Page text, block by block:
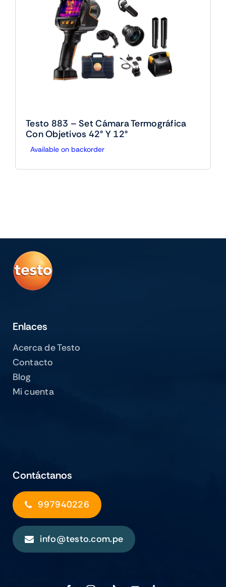
Testo 883 – Set Cámara Termográfica
Con Objetivos 42° Y 12°
Available on backorder
Enlaces
Acerca de Testo
Contacto
Blog
Mi cuenta
Contáctanos
997940226
info@testo.com.pe